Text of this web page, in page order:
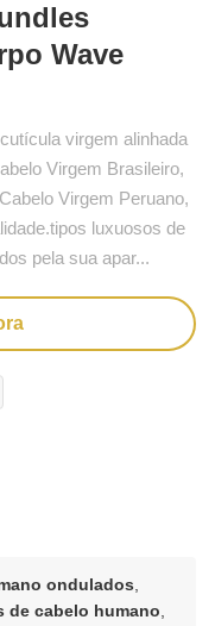
Wave
virgem alinhada
Virgem Brasileiro,
Virgem Peruano,
luxuosos de
pela sua apar...
ondulados
de cabelo humano